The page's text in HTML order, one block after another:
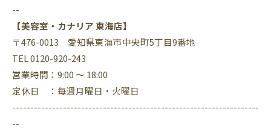
--
【美容室・カナリア 東海店】
〒476-0013 愛知県東海市中央町5丁目9番地
TEL 0120-920-243
営業時間：9:00 ～ 18:00
定休日 ：毎週月曜日・火曜日
--------------------------------------------------------------------
--